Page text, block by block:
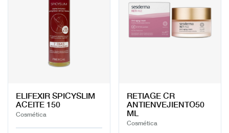
ELIFEXIR SPICYSLIM
ACEITE 150
Cosmética
RETIAGE CR
ANTIENVEJIENTO50
ML
Cosmética